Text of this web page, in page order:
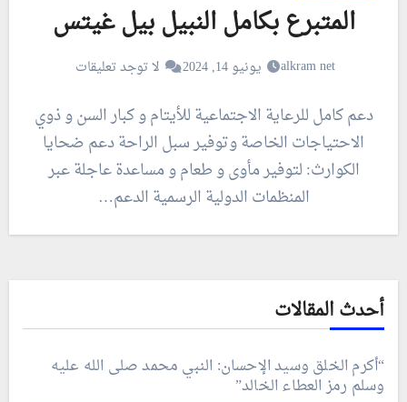
المتبرع بكامل النبيل بيل غيتس
alkram net يونيو 14, 2024 لا توجد تعليقات
دعم كامل للرعاية الاجتماعية للأيتام و كبار السن و ذوي
الاحتياجات الخاصة وتوفير سبل الراحة دعم ضحايا
الكوارث: لتوفير مأوى و طعام و مساعدة عاجلة عبر
المنظمات الدولية الرسمية الدعم…
أحدث المقالات
“أكرم الخلق وسيد الإحسان: النبي محمد صلى الله عليه
وسلم رمز العطاء الخالد”